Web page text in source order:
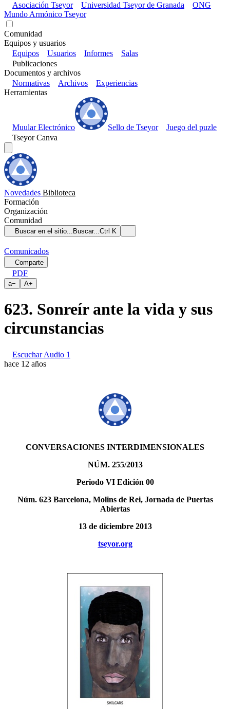
Asociación Tseyor
Universidad Tseyor de Granada
ONG
Mundo Armónico Tseyor
Comunidad
Equipos y usuarios
Equipos
Usuarios Informes
Salas
Publicaciones
Documentos y archivos
Normativas
Archivos
Experiencias
Herramientas
Muular Electrónico Sello de Tseyor
Juego del puzle
Tseyor Canva
Novedades Biblioteca
Formación
Organización
Comunidad
Buscar en el sitio... Buscar...Ctrl K
Comunicados
Comparte
PDF
a− A+
623. Sonreír ante la vida y sus
circunstancias
Escuchar Audio 1
hace 12 años
CONVERSACIONES INTERDIMENSIONALES
NÚM. 255/2013
Periodo VI Edición 00
Núm. 623 Barcelona, Molins de Rei, Jornada de Puertas
Abiertas
13 de diciembre 2013
tseyor.org